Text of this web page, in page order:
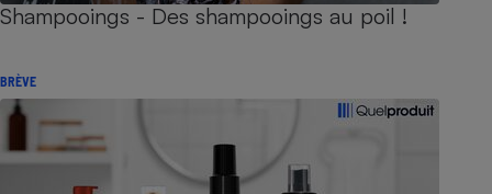
Shampooings - Des shampooings au poil !
BRÈVE